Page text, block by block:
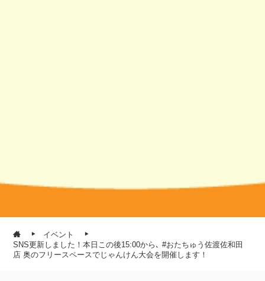
イベント
SNS更新しました！本日この後15:00から､ #おたちゅう佐渡佐和田
店 奥のフリースペースでじゃんけん大会を開催します！